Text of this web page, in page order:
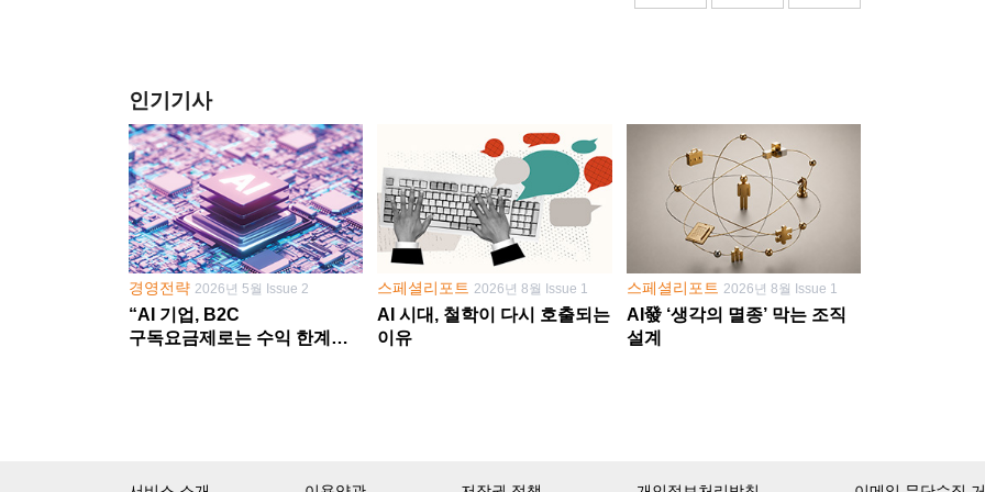
인기기사
경영전략 2026년 5월 Issue 2
“AI 기업, B2C
구독요금제로는 수익 한계
스페셜리포트 2026년 8월 Issue 1
AI 시대, 철학이 다시 호출되는
이유
스페셜리포트 2026년 8월 Issue 1
AI發 ‘생각의 멸종’ 막는 조직
설계